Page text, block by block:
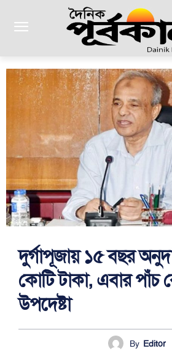
দুর্গাপূজায় ১৫ বছর
কোটি টাকা, এবার পাঁচ
উপদেষ্টা
By Editor